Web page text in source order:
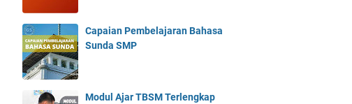
Capaian Pembelajaran Bahasa
Sunda SMP
Modul Ajar TBSM Terlengkap